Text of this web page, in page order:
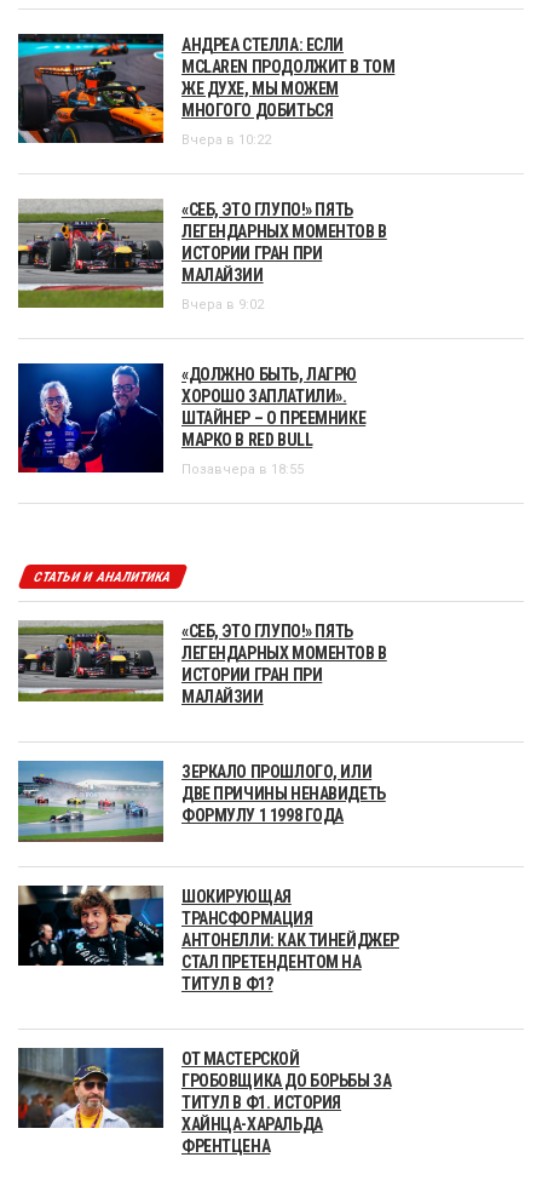
АНДРЕА СТЕЛЛА: ЕСЛИ
MCLAREN ПРОДОЛЖИТ В ТОМ
ЖЕ ДУХЕ, МЫ МОЖЕМ
МНОГОГО ДОБИТЬСЯ
Вчера в 10:22
«СЕБ, ЭТО ГЛУПО!» ПЯТЬ
ЛЕГЕНДАРНЫХ МОМЕНТОВ В
ИСТОРИИ ГРАН ПРИ
МАЛАЙЗИИ
Вчера в 9:02
«ДОЛЖНО БЫТЬ, ЛАГРЮ
ХОРОШО ЗАПЛАТИЛИ».
ШТАЙНЕР – О ПРЕЕМНИКЕ
МАРКО В RED BULL
Позавчера в 18:55
СТАТЬИ И АНАЛИТИКА
«СЕБ, ЭТО ГЛУПО!» ПЯТЬ
ЛЕГЕНДАРНЫХ МОМЕНТОВ В
ИСТОРИИ ГРАН ПРИ
МАЛАЙЗИИ
ЗЕРКАЛО ПРОШЛОГО, ИЛИ
ДВЕ ПРИЧИНЫ НЕНАВИДЕТЬ
ФОРМУЛУ 1 1998 ГОДА
ШОКИРУЮЩАЯ
ТРАНСФОРМАЦИЯ
АНТОНЕЛЛИ: КАК ТИНЕЙДЖЕР
СТАЛ ПРЕТЕНДЕНТОМ НА
ТИТУЛ В Ф1?
ОТ МАСТЕРСКОЙ
ГРОБОВЩИКА ДО БОРЬБЫ ЗА
ТИТУЛ В Ф1. ИСТОРИЯ
ХАЙНЦА-ХАРАЛЬДА
ФРЕНТЦЕНА